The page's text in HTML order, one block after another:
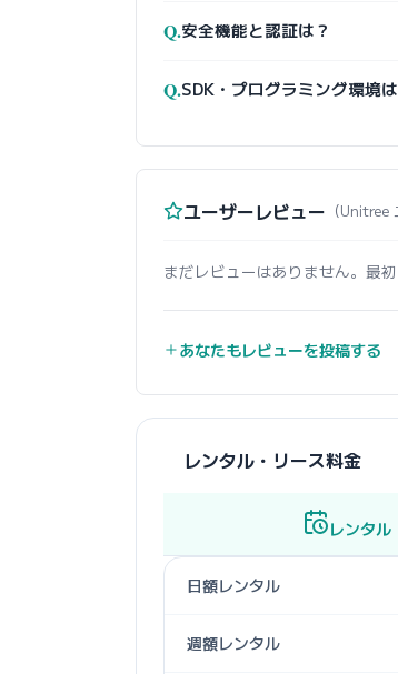
Q.安全機能と認証は？
Q.SDK・プログラミング環境は
ユーザーレビュー （Unitree
まだレビューはありません。最
あなたもレビューを投稿する
レンタル・リース料金
レンタル
日額レンタル
週額レンタル